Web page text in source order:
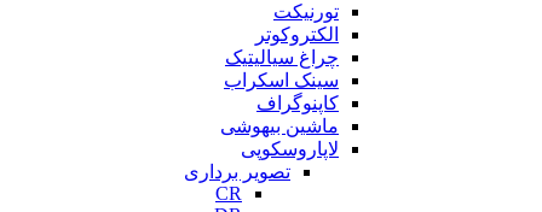
تورنیکت
الکتروکوتر
چراغ سیالیتیک
سینک اسکراب
کاپنوگراف
ماشین بیهوشی
لاپاروسکوپی
تصویر برداری
CR